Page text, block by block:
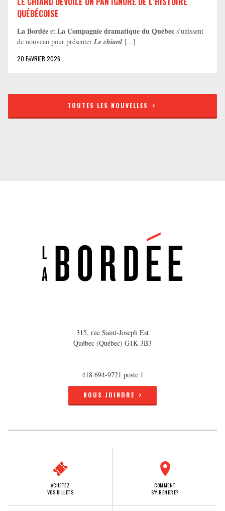
QUÉBÉCOISE
La Bordée et La Compagnie dramatique du Québec s’unissent
de nouveau pour présenter Le chiard [...]
20 FéVRIER 2026
TOUTES LES NOUVELLES
315, rue Saint-Joseph Est
Québec (Québec) G1K 3B3
418 694-9721 poste 1
NOUS JOINDRE
ACHETEZ
VOS BILLETS
COMMENT
S'Y RENDRE?